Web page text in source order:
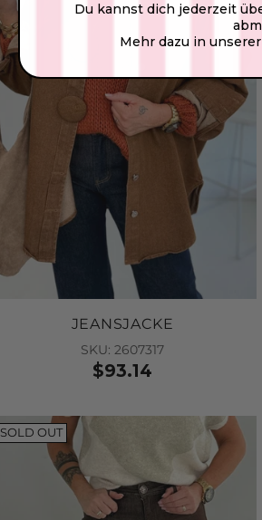
JEANSJACKE
SKU: 2607317
$93.14
SOLD OUT
Du kannst dich jederzeit
Mehr dazu in unserer